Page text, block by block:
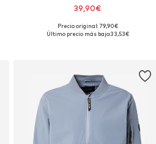
39,90€
Tallas disponibles: S, M, L
Precio original: 79,90€
Último precio más bajo:33,53€